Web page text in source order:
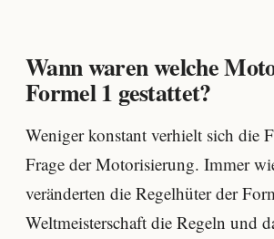
Wann waren welche
Formel 1 gestattet?
Weniger konstant verhielt sich die
Frage der Motorisierung. Immer
veränderten die Regelhüter der
Weltmeisterschaft die Regeln und